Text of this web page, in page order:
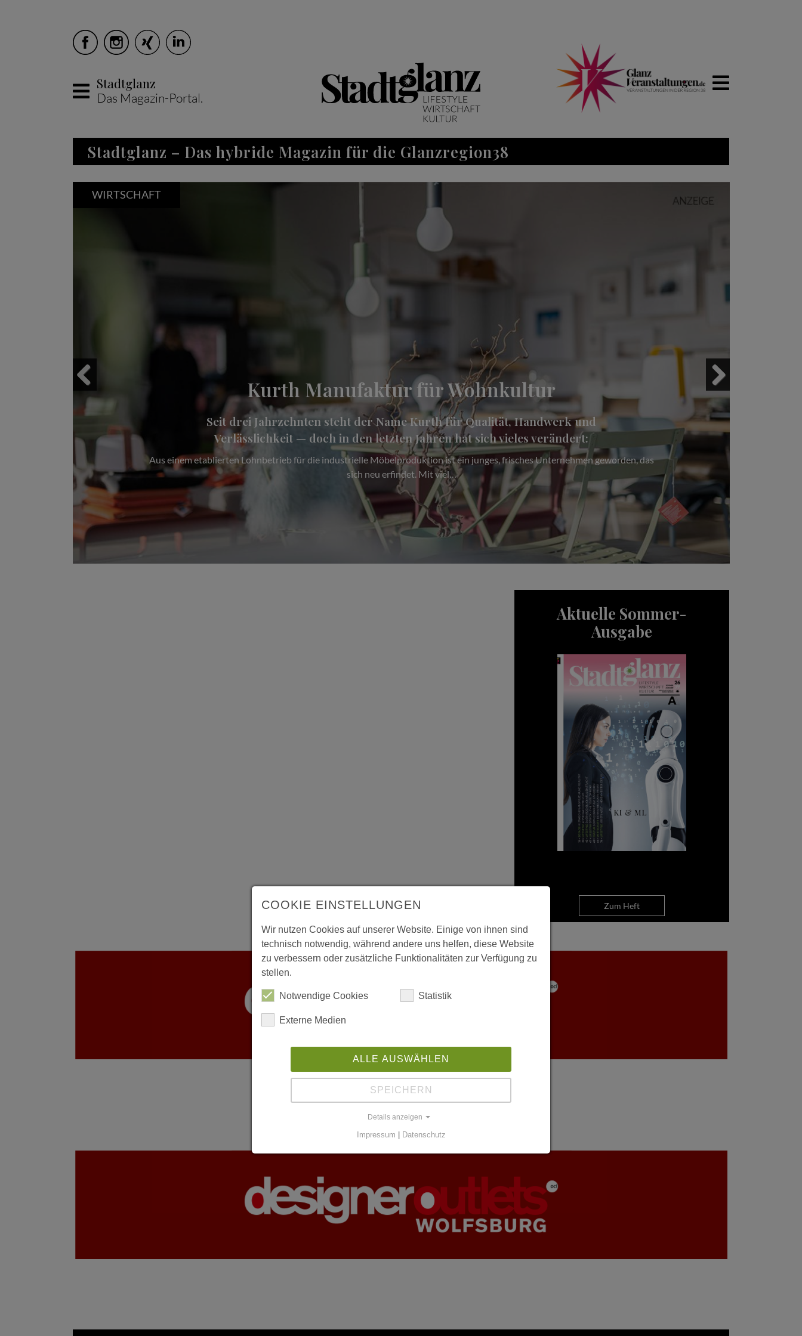
Stadtglanz
Das Magazin-Portal.
Stadtglanz – Das hybride Magazin für die Glanzregion38
WIRTSCHAFT
Familienwerte und Unternehmenskultur –
Die Familie Schmalkoke
Ein Autohaus im Wandel der Generationen
Das Autohaus Schmalkoke im Braunschweiger Norden steht seit über 40 Jahren für die Tradition eines mittelständischen
Familienunternehmens. Gegründet…
Previous Next
Aktuelle Sommer-
Ausgabe
Zum Heft
COOKIE EINSTELLUNGEN
Wir nutzen Cookies auf unserer Website. Einige von ihnen sind
technisch notwendig, während andere uns helfen, diese Website
zu verbessern oder zusätzliche Funktionalitäten zur Verfügung zu
stellen.
Notwendige Cookies Statistik
Externe Medien
ALLE AUSWÄHLEN
SPEICHERN
Details anzeigen
Impressum | Datenschutz